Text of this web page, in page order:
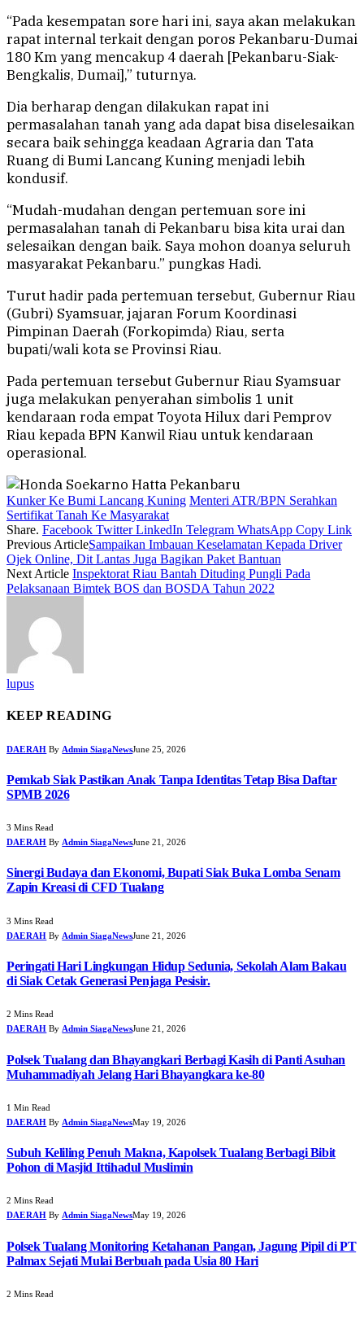
“Pada kesempatan sore hari ini, saya akan melakukan
rapat internal terkait dengan poros Pekanbaru-Dumai
180 Km yang mencakup 4 daerah [Pekanbaru-Siak-
Bengkalis, Dumai],” tuturnya.
Dia berharap dengan dilakukan rapat ini
permasalahan tanah yang ada dapat bisa diselesaikan
secara baik sehingga keadaan Agraria dan Tata
Ruang di Bumi Lancang Kuning menjadi lebih
kondusif.
“Mudah-mudahan dengan pertemuan sore ini
permasalahan tanah di Pekanbaru bisa kita urai dan
selesaikan dengan baik. Saya mohon doanya seluruh
masyarakat Pekanbaru.” pungkas Hadi.
Turut hadir pada pertemuan tersebut, Gubernur Riau
(Gubri) Syamsuar, jajaran Forum Koordinasi
Pimpinan Daerah (Forkopimda) Riau, serta
bupati/wali kota se Provinsi Riau.
Pada pertemuan tersebut Gubernur Riau Syamsuar
juga melakukan penyerahan simbolis 1 unit
kendaraan roda empat Toyota Hilux dari Pemprov
Riau kepada BPN Kanwil Riau untuk kendaraan
operasional.
Kunker Ke Bumi Lancang Kuning Menteri ATR/BPN Serahkan
Sertifikat Tanah Ke Masyarakat
Share. Facebook Twitter LinkedIn Telegram WhatsApp Copy Link
Previous ArticleSampaikan Imbauan Keselamatan Kepada Driver
Ojek Online, Dit Lantas Juga Bagikan Paket Bantuan
Next Article Inspektorat Riau Bantah Dituding Pungli Pada
Pelaksanaan Bimtek BOS dan BOSDA Tahun 2022
lupus
KEEP READING
DAERAH By Admin SiagaNewsJune 25, 2026
Pemkab Siak Pastikan Anak Tanpa Identitas Tetap Bisa Daftar
SPMB 2026
3 Mins Read
DAERAH By Admin SiagaNewsJune 21, 2026
Sinergi Budaya dan Ekonomi, Bupati Siak Buka Lomba Senam
Zapin Kreasi di CFD Tualang
3 Mins Read
DAERAH By Admin SiagaNewsJune 21, 2026
Peringati Hari Lingkungan Hidup Sedunia, Sekolah Alam Bakau
di Siak Cetak Generasi Penjaga Pesisir.
2 Mins Read
DAERAH By Admin SiagaNewsJune 21, 2026
Polsek Tualang dan Bhayangkari Berbagi Kasih di Panti Asuhan
Muhammadiyah Jelang Hari Bhayangkara ke-80
1 Min Read
DAERAH By Admin SiagaNewsMay 19, 2026
Subuh Keliling Penuh Makna, Kapolsek Tualang Berbagi Bibit
Pohon di Masjid Ittihadul Muslimin
2 Mins Read
DAERAH By Admin SiagaNewsMay 19, 2026
Polsek Tualang Monitoring Ketahanan Pangan, Jagung Pipil di PT
Palmax Sejati Mulai Berbuah pada Usia 80 Hari
2 Mins Read